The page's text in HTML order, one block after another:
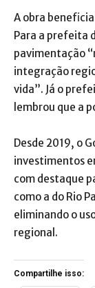
A obra
Para a prefeita
pavimentação
integração
vida”. Já o
lembrou que a
Desde 2019, o
investimentos
com destaque
como a do Rio
eliminando o
regional.
Compartilhe isso: